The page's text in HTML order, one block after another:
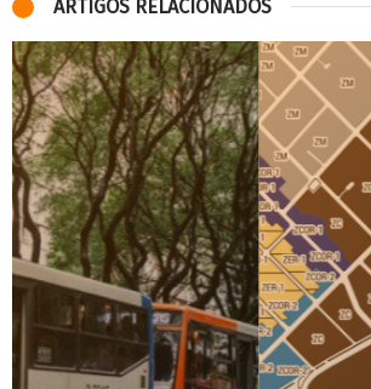
ARTIGOS RELACIONADOS